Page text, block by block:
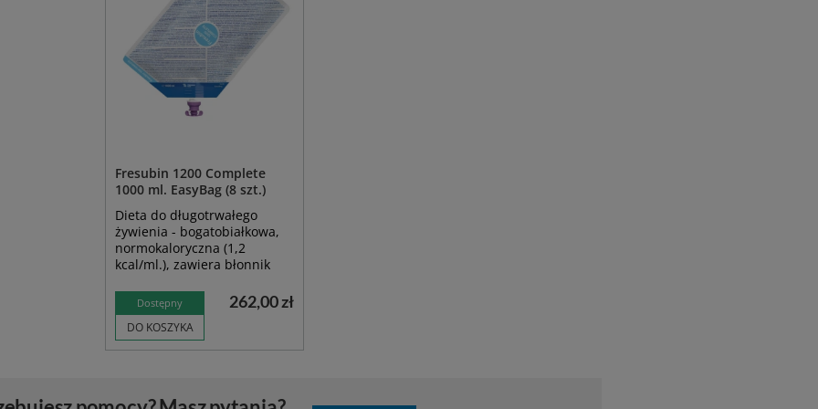
Fresubin 1200 Complete
1000 ml. EasyBag (8 szt.)
Dieta do długotrwałego
żywienia - bogatobiałkowa,
normokaloryczna (1,2
kcal/ml.), zawiera błonnik
Dostępny
DO KOSZYKA
262,00 zł